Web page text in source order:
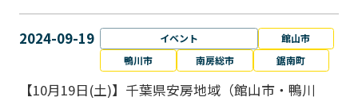
2024-09-19 イベント
館山市
鴨川市
南房総市 鋸南町
【10月19日(土)】千葉県安房地域（館山市・鴨川